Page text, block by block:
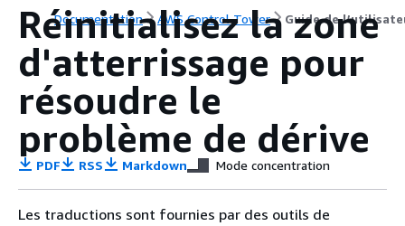
Documentation AWS Control Tower Guide de
Réinitialisez la zone
d'atterrissage pour
résoudre le
problème de dérive
PDF RSS Markdown Mode concentration
Les traductions sont fournies par des outils de